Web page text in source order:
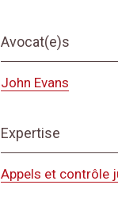
Avocat(e)s
John Evans
Expertise
Appels et contrôle